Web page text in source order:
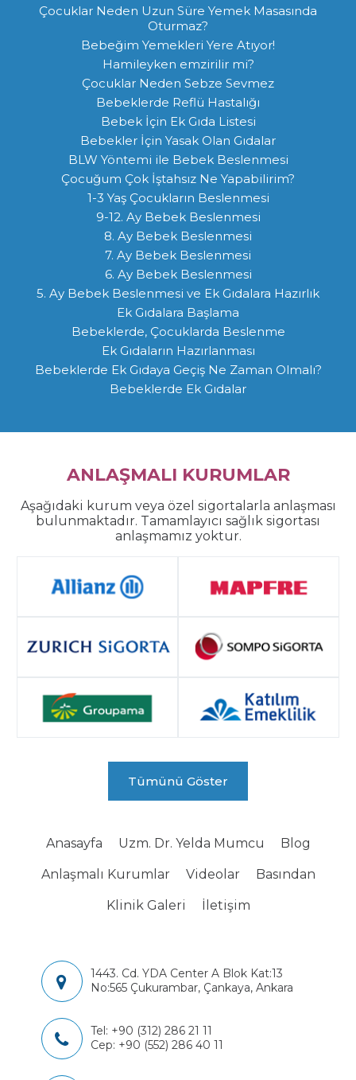
Çocuklar Neden Uzun Süre Yemek Masasında
Oturmaz?
Bebeğim Yemekleri Yere Atıyor!
Hamileyken emzirilir mi?
Çocuklar Neden Sebze Sevmez
Bebeklerde Reflü Hastalığı
Bebek İçin Ek Gıda Listesi
Bebekler İçin Yasak Olan Gıdalar
BLW Yöntemi ile Bebek Beslenmesi
Çocuğum Çok İştahsız Ne Yapabilirim?
1-3 Yaş Çocukların Beslenmesi
9-12. Ay Bebek Beslenmesi
8. Ay Bebek Beslenmesi
7. Ay Bebek Beslenmesi
6. Ay Bebek Beslenmesi
5. Ay Bebek Beslenmesi ve Ek Gıdalara Hazırlık
Ek Gıdalara Başlama
Bebeklerde, Çocuklarda Beslenme
Ek Gıdaların Hazırlanması
Bebeklerde Ek Gıdaya Geçiş Ne Zaman Olmalı?
Bebeklerde Ek Gıdalar
ANLAŞMALI KURUMLAR
Aşağıdaki kurum veya özel sigortalarla anlaşması
bulunmaktadır. Tamamlayıcı sağlık sigortası
anlaşmamız yoktur.
Tümünü Göster
Anasayfa Uzm. Dr. Yelda Mumcu Blog
Anlaşmalı Kurumlar Videolar Basından
Klinik Galeri İletişim
1443. Cd. YDA Center A Blok Kat:13
No:565 Çukurambar, Çankaya, Ankara
Tel: +90 (312) 286 21 11
Cep: +90 (552) 286 40 11